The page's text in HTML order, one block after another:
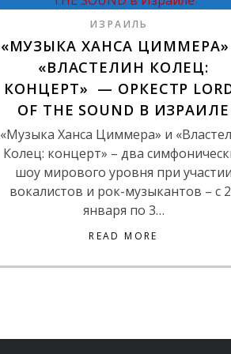
ИЗРАИЛЬ
«МУЗЫКА ХАНСА ЦИММЕРА»
«ВЛАСТЕЛИН КОЛЕЦ:
КОНЦЕРТ» — ОРКЕСТР
OF THE SOUND В ИЗРАИЛЕ
«Музыка Ханса Циммера» и
Колец: концерт» – два
шоу мирового уровня при участии
вокалистов и рок-музыкантов – с
января по 3…
READ MORE